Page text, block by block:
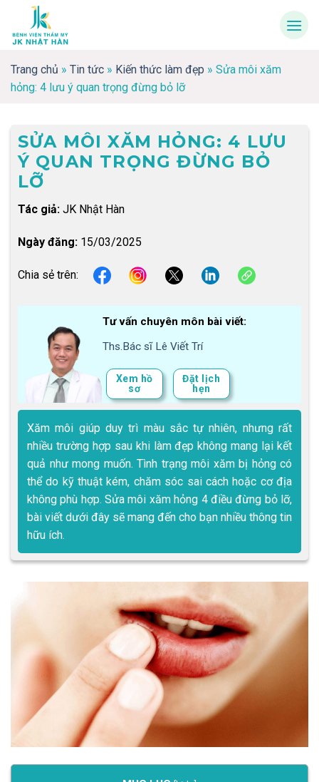
content
Trang chủ » Tin tức » Kiến thức làm đẹp » Sửa môi xăm
hỏng: 4 lưu ý quan trọng đừng bỏ lỡ
SỬA MÔI XĂM HỎNG: 4 LƯU
Ý QUAN TRỌNG ĐỪNG BỎ
LỠ
Tác giả:JK Nhật Hàn
Ngày đăng:15/03/2025
Chia sẻ trên:
Tư vấn chuyên môn bài viết:
Ths.Bác sĩ Lê Viết Trí
Xem hồ
sơ
Đặt lịch
hẹn
Xăm môi giúp duy trì màu sắc tự nhiên, nhưng rất
nhiều trường hợp sau khi làm đẹp không mang lại kết
quả như mong muốn. Tình trạng môi xăm bị hỏng có
thể do kỹ thuật kém, chăm sóc sai cách hoặc cơ địa
không phù hợp. Sửa môi xăm hỏng 4 điều đừng bỏ lỡ,
bài viết dưới đây sẽ mang đến cho bạn nhiều thông tin
hữu ích.